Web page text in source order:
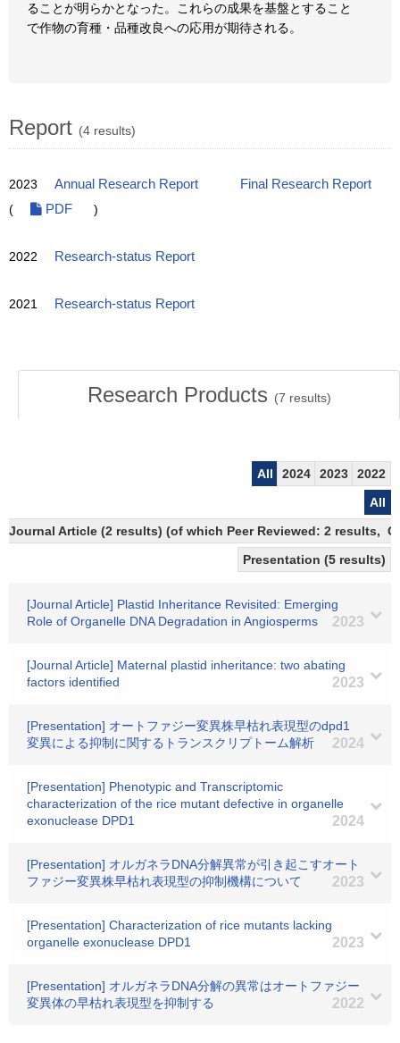
ることが明らかとなった。これらの成果を基盤とすること
で作物の育種・品種改良への応用が期待される。
Report (4 results)
2023 Annual Research Report
Final Research Report
(
PDF )
2022 Research-status Report
2021 Research-status Report
Research Products (7 results)
All 2024 2023
2022
All
Journal Article (2 results) (of which Peer Reviewed: 2 results,
Presentation (5 results)
[Journal Article] Plastid Inheritance Revisited: Emerging
Role of Organelle DNA Degradation in Angiosperms
2023
[Journal Article] Maternal plastid inheritance: two abating
factors identified
2023
[Presentation] オートファジー変異株早枯れ表現型のdpd1
変異による抑制に関するトランスクリプトーム解析
2024
[Presentation] Phenotypic and Transcriptomic
characterization of the rice mutant defective in organelle
exonuclease DPD1
2024
[Presentation] オルガネラDNA分解異常が引き起こすオート
ファジー変異株早枯れ表現型の抑制機構について
2023
[Presentation] Characterization of rice mutants lacking
organelle exonuclease DPD1
2023
[Presentation] オルガネラDNA分解の異常はオートファジー
変異体の早枯れ表現型を抑制する
2022